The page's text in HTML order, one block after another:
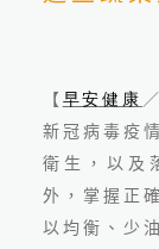
【 早安健康
新冠病毒疫
衛生，以及
外，掌握正
以均衡、少